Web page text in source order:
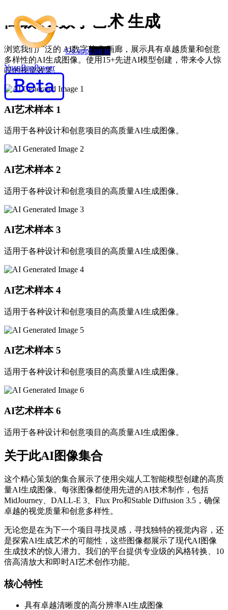
YuanBaoPower
Go appLog in
高级 AI数字艺术 生成
浏览我们广泛的 AI数字艺术 画廊，展示具有卓越质量和创意
多样性的AI生成图像。使用15+先进AI模型创建，带来令人惊
叹的视觉效果。
AI艺术样本 1
适用于各种设计和创意项目的高质量AI生成图像。
AI艺术样本 2
适用于各种设计和创意项目的高质量AI生成图像。
AI艺术样本 3
适用于各种设计和创意项目的高质量AI生成图像。
AI艺术样本 4
适用于各种设计和创意项目的高质量AI生成图像。
AI艺术样本 5
适用于各种设计和创意项目的高质量AI生成图像。
AI艺术样本 6
适用于各种设计和创意项目的高质量AI生成图像。
关于此AI图像集合
这个精心策划的集合展示了使用尖端人工智能模型创建的高质
量AI生成图像。每张图像都使用先进的AI技术制作，包括
MidJourney、DALL-E 3、Flux Pro和Stable Diffusion 3.5，确保
卓越的视觉质量和创意多样性。
无论您是在为下一个项目寻找灵感，寻找独特的视觉内容，还
是探索AI生成艺术的可能性，这些图像都展示了现代AI图像
生成技术的惊人潜力。我们的平台提供专业级的风格转换、10
倍高清放大和即时AI艺术创作功能。
核心特性
具有卓越清晰度的高分辨率AI生成图像